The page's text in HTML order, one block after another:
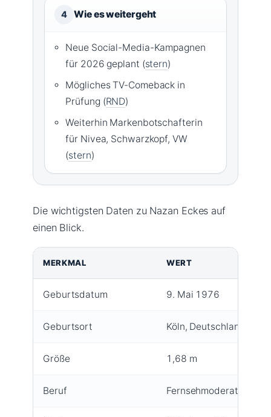
4 Wie es weitergeht
Neue Social-Media-Kampagnen
für 2026 geplant (stern)
Mögliches TV-Comeback in
Prüfung (RND)
Weiterhin Markenbotschafterin
für Nivea, Schwarzkopf, VW
(stern)
Die wichtigsten Daten zu Nazan Eckes auf
einen Blick.
MERKMAL WERT
Geburtsdatum 9. Mai 1976
Geburtsort Köln, Deutschland
Größe 1,68 m
Beruf Fernsehmoderatorin,